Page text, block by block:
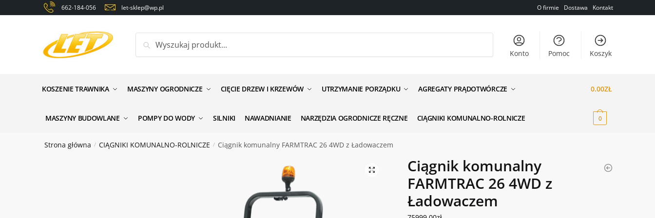
to
to
662-184-056 let-sklep@wp.pl O firmie Dostawa Kontakt
Konto
Pomoc Koszyk
KOSZENIE TRAWNIKA MASZYNY OGRODNICZE CIĘCIE DRZEW I KRZEWÓW UTRZYMANIE PORZĄDKU AGREGATY PRĄDOTWÓRCZE
MASZYNY BUDOWLANE POMPY DO WODY SILNIKI NAWADNIANIE NARZĘDZIA OGRODNICZE RĘCZNE CIĄGNIKI KOMUNALNO-ROLNICZE
0.00ZŁ
0
Strona główna / CIĄGNIKI KOMUNALNO-ROLNICZE / Ciągnik komunalny FARMTRAC 26 4WD z Ładowaczem
Ciągnik komunalny
FARMTRAC 26 4WD z
Ładowaczem
Zapytanie odnośnie produktu
Email